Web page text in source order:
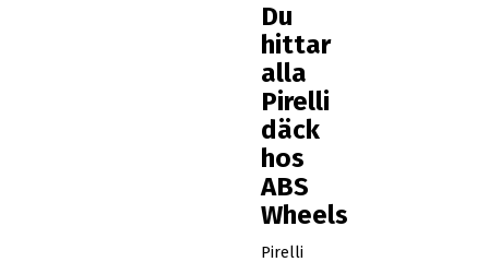
Du
hittar
alla
Pirelli
däck
hos
ABS
Wheels
Pirelli